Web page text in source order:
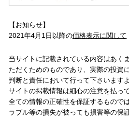
【お知らせ】
2021年4月1日以降の価格表示に関して
当サイトに記載されている内容はあく
ただくためのものであり、実際の投資
判断と責任において行って下さいます
サイトの掲載情報は細心の注意を払っ
全ての情報の正確性を保証するもので
ラブル等の損失が被っても損害等の保